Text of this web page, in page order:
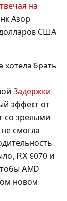
на
Азор
США
хотела брать
Задержки
эффект от
со зрелыми
смогла
RX 9070 и
AMD
новом